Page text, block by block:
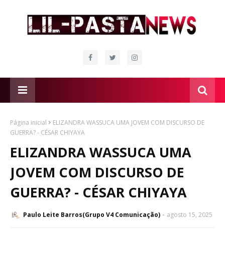
Página inicial
ELIZANDRA WASSUCA UMA JOVEM COM DISCURSO DE
GUERRA? - CÉSAR CHIYAYA
ELIZANDRA WASSUCA UMA
JOVEM COM DISCURSO DE
GUERRA? - CÉSAR CHIYAYA
Paulo Leite Barros(Grupo V4 Comunicação) agosto 15, 2025